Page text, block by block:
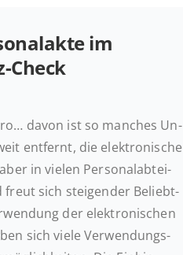
im
Check
davon ist so manches Un­
ent­fernt, die elek­tro­ni­sche
in vielen Per­so­nal­ab­tei­
freut sich stei­gen­der Be­liebt­
der elek­tro­ni­schen
sich viele Ver­wen­dungs-